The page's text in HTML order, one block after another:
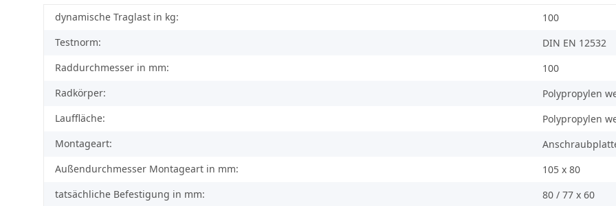
dynamische Traglast in kg:
100
Testnorm:
DIN EN 12532
Raddurchmesser in mm:
100
Radkörper:
Polypropylen
Lauffläche:
Polypropylen
Montageart:
Außendurchmesser Montageart in mm:
105 x 80
tatsächliche Befestigung in mm:
80 / 77 x 60